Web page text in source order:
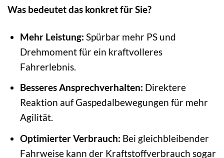
Was bedeutet das konkret für Sie?
Mehr Leistung: Spürbar mehr PS und
Drehmoment für ein kraftvolleres
Fahrerlebnis.
Besseres Ansprechverhalten: Direktere
Reaktion auf Gaspedalbewegungen für mehr
Agilität.
Optimierter Verbrauch: Bei gleichbleibender
Fahrweise kann der Kraftstoffverbrauch sogar